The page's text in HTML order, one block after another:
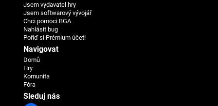
Jsem vydavatel hry
Jsem softwarový vývojář
Chci pomoci BGA
Nahlásit bug
Pořiď si Prémium účet!
Navigovat
Domů
Hry
Komunita
Fóra
Sleduj nás